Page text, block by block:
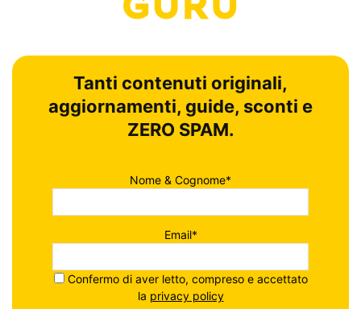
Tanti contenuti originali,
aggiornamenti, guide, sconti e
ZERO SPAM.
Nome & Cognome*
Email*
Confermo di aver letto, compreso e accettato
la privacy policy